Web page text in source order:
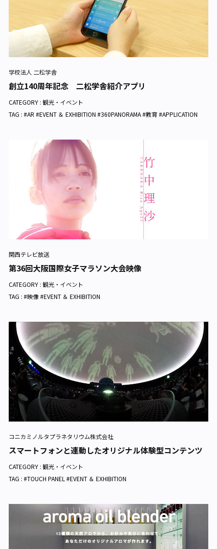
学校法人 二松学舎
創立140周年記念 二松学舎紹介アプリ
CATEGORY : 観光・イベント
TAG : #AR #EVENT ＆ EXHIBITION #360PANORAMA #教育 #APPLICATION
関西テレビ放送
第36回大阪国際女子マラソン大会映像
CATEGORY : 観光・イベント
TAG : #映像 #EVENT ＆ EXHIBITION
コニカミノルタプラネタリウム株式会社
スマートフォンと連動したオリジナル体験型コンテンツ
CATEGORY : 観光・イベント
TAG : #TOUCH PANEL #EVENT ＆ EXHIBITION